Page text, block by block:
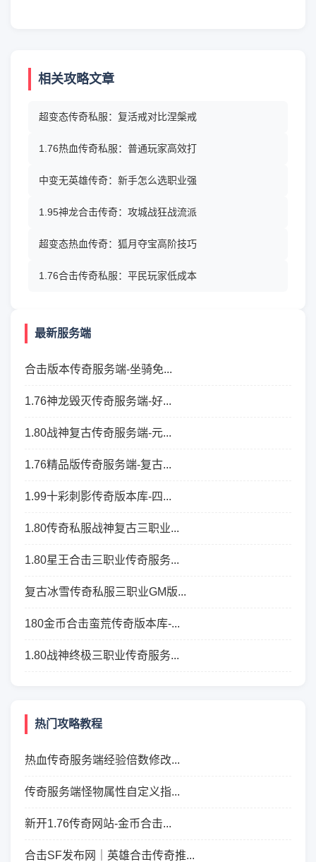
相关攻略文章
超变态传奇私服：复活戒对比涅槃戒
1.76热血传奇私服：普通玩家高效打
中变无英雄传奇：新手怎么选职业强
1.95神龙合击传奇：攻城战狂战流派
超变态热血传奇：狐月夺宝高阶技巧
1.76合击传奇私服：平民玩家低成本
最新服务端
合击版本传奇服务端-坐骑免...
1.76神龙毁灭传奇服务端-好...
1.80战神复古传奇服务端-元...
1.76精品版传奇服务端-复古...
1.99十彩刺影传奇版本库-四...
1.80传奇私服战神复古三职业...
1.80星王合击三职业传奇服务...
复古冰雪传奇私服三职业GM版...
180金币合击蛮荒传奇版本库-...
1.80战神终极三职业传奇服务...
热门攻略教程
热血传奇服务端经验倍数修改...
传奇服务端怪物属性自定义指...
新开1.76传奇网站-金币合击...
合击SF发布网｜英雄合击传奇推...